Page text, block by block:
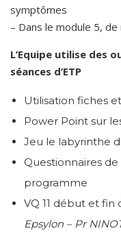
symptômes
– Dans le module 5,
L’Equipe utilise des
séances d’ETP
Utilisation fiches et
Power Point sur
Jeu le labyrinthe
Questionnaires
programme
VQ 11 début et
Epsylon – Pr